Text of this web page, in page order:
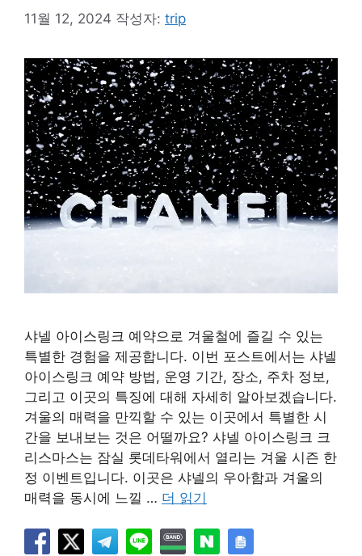
11월 12, 2024 작성자: trip
샤넬 아이스링크 예약으로 겨울철에 즐길 수 있는
특별한 경험을 제공합니다. 이번 포스트에서는 샤넬
아이스링크 예약 방법, 운영 기간, 장소, 주차 정보,
그리고 이곳의 특징에 대해 자세히 알아보겠습니다.
겨울의 매력을 만끽할 수 있는 이곳에서 특별한 시
간을 보내보는 것은 어떨까요? 샤넬 아이스링크 크
리스마스는 잠실 롯데타워에서 열리는 겨울 시즌 한
정 이벤트입니다. 이곳은 샤넬의 우아함과 겨울의
매력을 동시에 느낄 … 더 읽기